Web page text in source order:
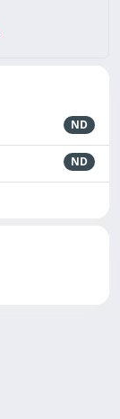
ND
ND